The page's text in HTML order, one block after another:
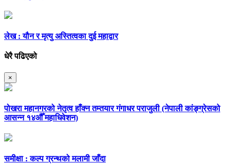
लेख : यौन र मृत्यु अस्तित्वका दुई महाद्वार
धेरै पढिएको
×
पोखरा महानगरको नेतृत्व हाँक्न तम्तयार गंगाधर पराजुली (नेपाली कांङ्ग्रेसको
आसन्न १४औँ महाधिवेशन)
समीक्षा : कल्प ग्रन्थको मलामी जाँदा